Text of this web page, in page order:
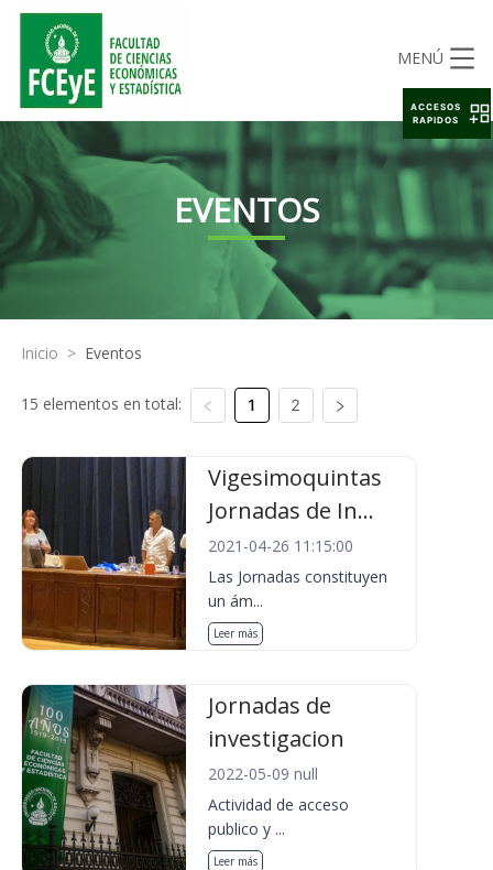
MENÚ
EVENTOS
Inicio > Eventos
15 elementos en total: 1 2
Vigesimoquintas
Jornadas de In...
2021-04-26 11:15:00
Las Jornadas constituyen
un ám...
Leer más
Jornadas de
investigacion
2022-05-09 null
Actividad de acceso
publico y ...
Leer más
ACCESOS
RAPIDOS